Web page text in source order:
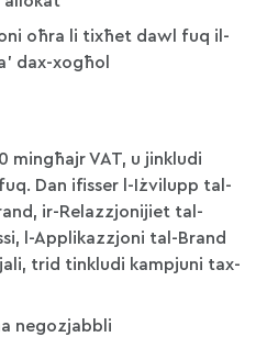
oħra li tixħet dawl fuq il-
dax-xogħol
mingħajr VAT, u jinkludi
Dan ifisser l-Iżvilupp tal-
ir-Relazzjonijiet tal-
l-Applikazzjoni tal-Brand
trid tinkludi kampjuni tax-
negozjabbli